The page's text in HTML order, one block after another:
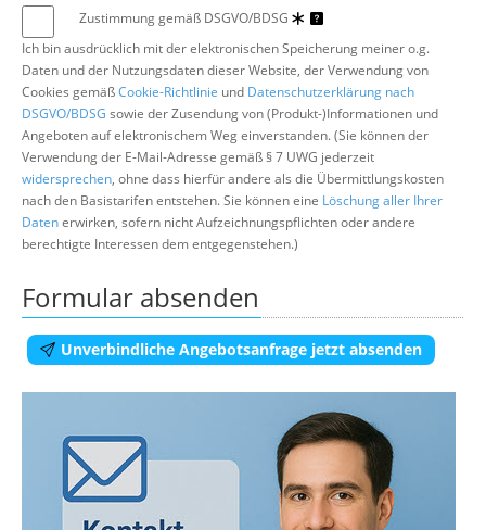
Zustimmung gemäß DSGVO/BDSG
Ich bin ausdrücklich mit der elektronischen Speicherung meiner o.g.
Daten und der Nutzungsdaten dieser Website, der Verwendung von
Cookies gemäßCookie-Richtlinie und Datenschutzerklärung nach
DSGVO/BDSG sowie der Zusendung von (Produkt-)Informationen und
Angeboten auf elektronischem Weg einverstanden. (Sie können der
Verwendung der E-Mail-Adresse gemäß § 7 UWG jederzeit
widersprechen, ohne dass hierfür andere als die Übermittlungskosten
nach den Basistarifen entstehen. Sie können eine Löschung aller Ihrer
Datenerwirken, sofern nicht Aufzeichnungspflichten oder andere
berechtigte Interessen dem entgegenstehen.)
Formular absenden
Unverbindliche Angebotsanfrage jetzt absenden